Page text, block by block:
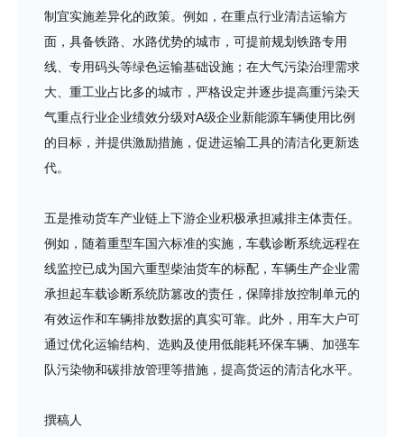
制宜实施差异化的政策。例如，在重点行业清洁运输方
面，具备铁路、水路优势的城市，可提前规划铁路专用
线、专用码头等绿色运输基础设施；在大气污染治理需求
大、重工业占比多的城市，严格设定并逐步提高重污染天
气重点行业企业绩效分级对A级企业新能源车辆使用比例
的目标，并提供激励措施，促进运输工具的清洁化更新迭
代。
五是推动货车产业链上下游企业积极承担减排主体责任。
例如，随着重型车国六标准的实施，车载诊断系统远程在
线监控已成为国六重型柴油货车的标配，车辆生产企业需
承担起车载诊断系统防篡改的责任，保障排放控制单元的
有效运作和车辆排放数据的真实可靠。此外，用车大户可
通过优化运输结构、选购及使用低能耗环保车辆、加强车
队污染物和碳排放管理等措施，提高货运的清洁化水平。
撰稿人